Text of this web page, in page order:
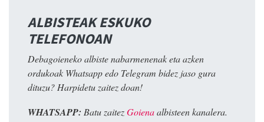
ALBISTEAK ESKUKO
TELEFONOAN
Debagoieneko albiste nabarmenenak eta azken
ordukoak Whatsapp edo Telegram bidez jaso gura
dituzu? Harpidetu zaitez doan!
WHATSAPP: Batu zaitezGoienaalbisteen kanalera.